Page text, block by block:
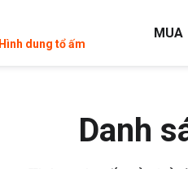
Hình dung tổ ấm
MUA
Danh